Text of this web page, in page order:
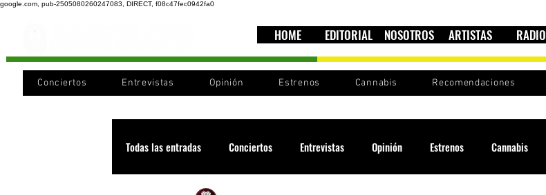
google.com, pub-2505080260247083, DIRECT, f08c47fec0942fa0
HOME EDITORIAL NOSOTROS ARTISTAS RADIO
Conciertos Entrevistas Opinión Estrenos Cannabis Recomendaciones
Todas las entradas Conciertos Entrevistas Opinión Estrenos Cannabis